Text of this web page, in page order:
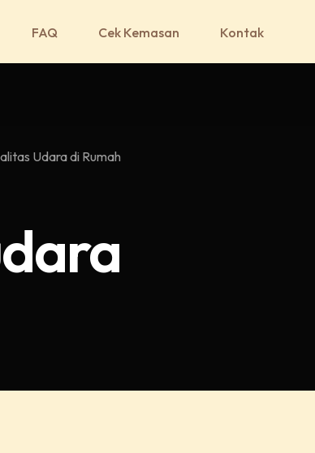
FAQ Cek Kemasan Kontak
Udara di Rumah